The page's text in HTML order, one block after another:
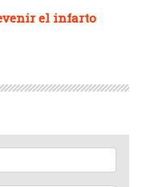
el infarto